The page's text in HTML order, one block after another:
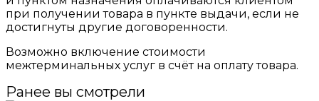
при получении товара в пункте выдачи, если не
достигнуты другие договоренности.
Возможно включение стоимости
межтерминальных услуг в счёт на оплату товара.
Ранее вы смотрели